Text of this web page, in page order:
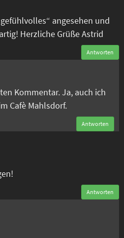
angesehen und
Herzliche Grüße Astrid
Antworten
Kommentar. Ja, auch ich
Cafè Mahlsdorf.
Antworten
Antworten